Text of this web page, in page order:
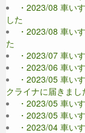
・2023/08 車い
した
・2023/08 車い
た
・2023/07 車い
・2023/06 車い
・2023/05 車い
クライナに届きまし
・2023/05 車い
・2023/05 車い
・2023/04 車い